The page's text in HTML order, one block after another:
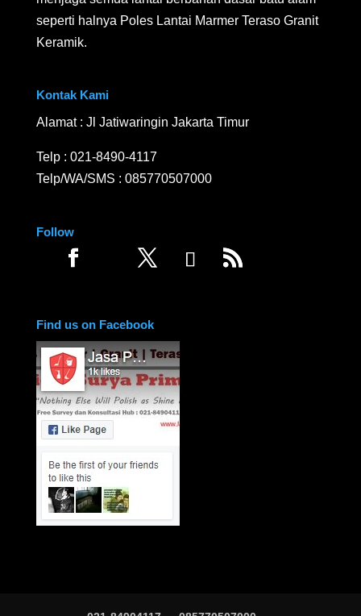
seperti halnya Poles Lantai Marmer Teraso Granit
Keramik.
Kontak Kami
Alamat : Jl Jatiwaringin Jakarta Timur
Telp : 021-8490-4117
Telp/WA/SMS : 085770507000
Follow
Find us on Facebook